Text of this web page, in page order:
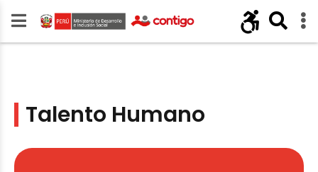
Talento Humano